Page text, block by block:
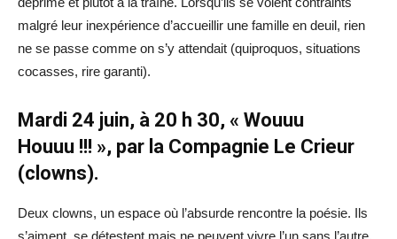
malgré leur inexpérience d’accueillir une famille en deuil, rien
ne se passe comme on s’y attendait (quiproquos, situations
cocasses, rire garanti).
Mardi 24 juin, à 20 h 30, « Wouuu
Houuu !!! », par la Compagnie Le Crieur
(clowns).
Deux clowns, un espace où l’absurde rencontre la poésie. Ils
s’aiment, se détestent mais ne peuvent vivre l’un sans l’autre.